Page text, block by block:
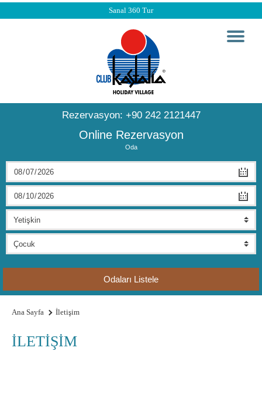
Sanal 360 Tur
Rezervasyon: +90 242 2121447
Online Rezervasyon
Oda
Odaları Listele
Ana Sayfa İletişim
İLETİŞİM